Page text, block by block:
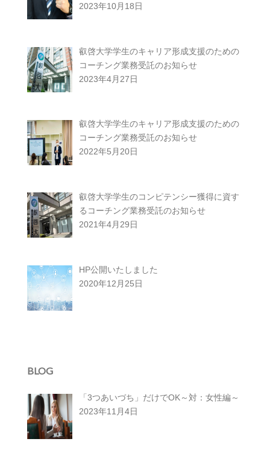
2023年10月18日
叡啓大学学生のキャリア形成支援のための
コーチング業務受託のお知らせ
2023年4月27日
叡啓大学学生のキャリア形成支援のための
コーチング業務受託のお知らせ
2022年5月20日
叡啓大学学生のコンピテンシー獲得に資す
るコーチング業務受託のお知らせ
2021年4月29日
HP公開いたしました
2020年12月25日
BLOG
「3つあいづち」だけでOK～対：女性編～
2023年11月4日